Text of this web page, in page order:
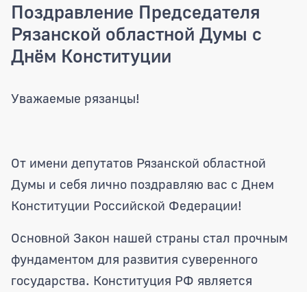
Поздравление Председателя
Рязанской областной Думы с
Днём Конституции
Поздравление Председателя
Уважаемые рязанцы!
От имени депутатов Рязанской областной
Думы и себя лично поздравляю вас с Днем
Конституции Российской Федерации!
Основной Закон нашей страны стал прочным
фундаментом для развития суверенного
государства. Конституция РФ является